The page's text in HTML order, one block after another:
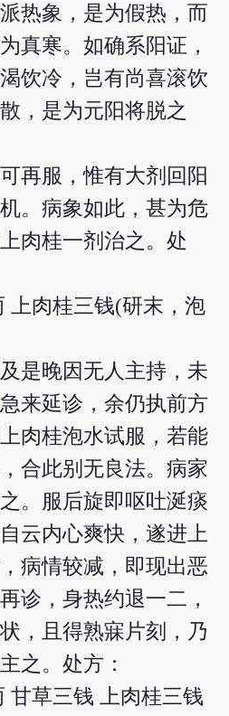
热象，是为假热，而
真寒。如确系阳证，
饮冷，岂有尚喜滚饮
，是为元阳将脱之
再服，惟有大剂回阳
。病象如此，甚为危
肉桂一剂治之。处
上肉桂三钱(研末，泡
是晚因无人主持，未
来延诊，余仍执前方
肉桂泡水试服，若能
合此别无良法。病家
。服后旋即呕吐涎痰
云内心爽快，遂进上
病情较减，即现出恶
诊，身热约退一二，
，且得熟寐片刻，乃
之。处方：
甘草三钱 上肉桂三钱